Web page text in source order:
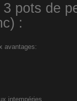
3 pots de
:
avantages:
intempéries